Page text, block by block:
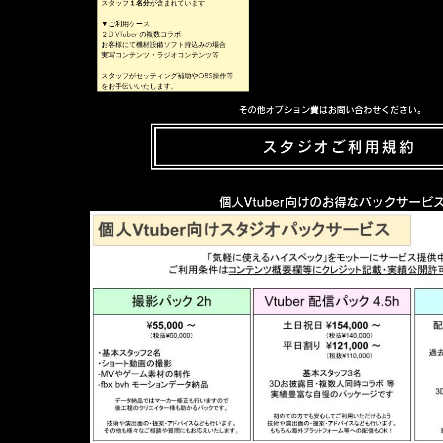
スタッフ １名分が含まれています
▼ご利用ケース
​２D VTuber の複数コラボ
お客様にて機材設備ソフト持込みの場合
実写コンテンツ・ラジオコンテンツ等
スタッフがセッティング補助やOBS操作等
​をお手伝いいたします。
その他オプション費はお問い合わせください。​​​​​
スタジオご利用規約
個人Vtuber向けのお得なパックサービ